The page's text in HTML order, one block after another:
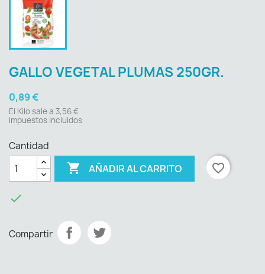
GALLO VEGETAL PLUMAS 250GR.
0,89 €
El Kilo sale a 3,56 €
Impuestos incluidos
Cantidad
 AÑADIR AL CARRITO favorite_border

Compartir